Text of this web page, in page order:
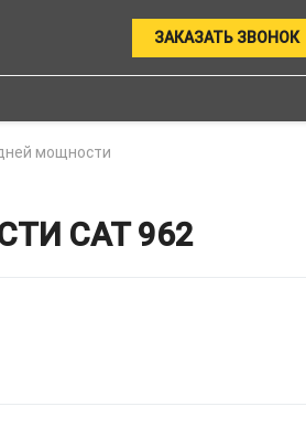
ЗАКАЗАТЬ ЗВОНОК
мощности
CAT 962